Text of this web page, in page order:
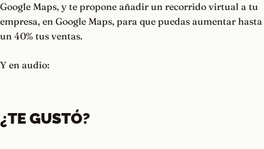
Google Maps, y te propone añadir un recorrido virtual a tu
empresa, en Google Maps, para que puedas aumentar hasta
un 40% tus ventas.
Y en audio:
¿TE GUSTÓ?